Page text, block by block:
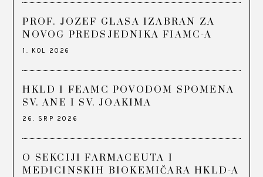
PROF. JOZEF GLASA IZABRAN ZA
NOVOG PREDSJEDNIKA FIAMC-A
1. KOL 2026
HKLD I FEAMC POVODOM SPOMENA
SV. ANE I SV. JOAKIMA
26. SRP 2026
O SEKCIJI FARMACEUTA I
MEDICINSKIH BIOKEMIČARA HKLD-A